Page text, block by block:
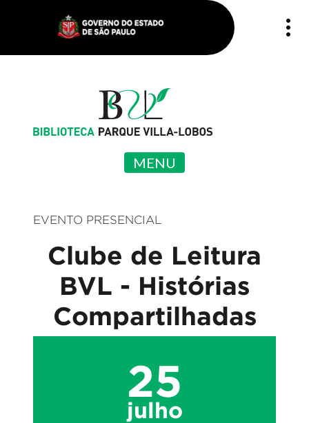
MENU
EVENTO PRESENCIAL
Clube de Leitura
BVL - Histórias
Compartilhadas
25
julho